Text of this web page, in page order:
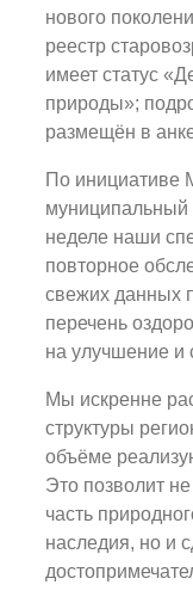
нового
реестр
имеет статус
природы»;
размещён в
По инициативе
муниципальный
неделе наши
повторное
свежих данных
перечень
на улучшение и
Мы искренне
структуры
объёме
Это позволит
часть
наследия, но и